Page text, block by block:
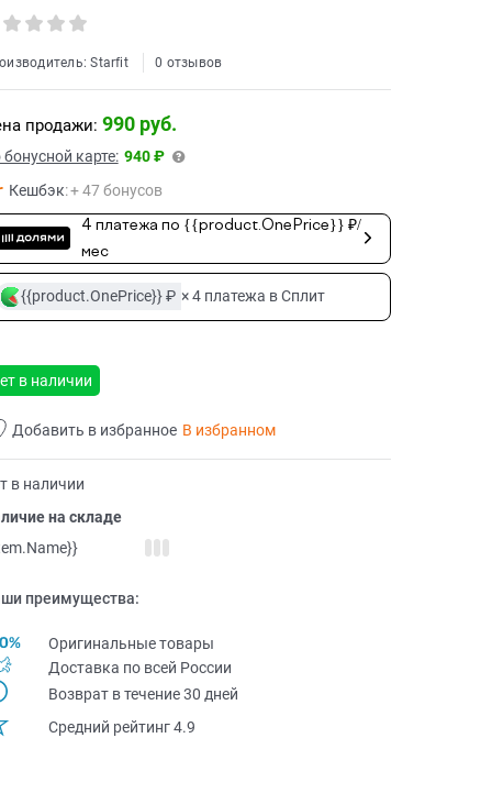
Starfit 0 отзывов
продажи: 990 руб.
бонусной карте: 940 ₽
Кешбэк:+ 47 бонусов
4 платежа по {{product.OnePrice}} ₽/
мес
{{product.OnePrice}} ₽ × 4 платежа в Сплит
в наличии
Добавить в избранное В избранном
в наличии
на складе
преимущества:
Оригинальные товары
Доставка по всей Pоссии
Возврат в течение 30 дней
Средний рейтинг 4.9